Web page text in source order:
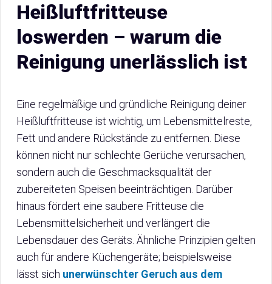
Heißluftfritteuse
loswerden – warum die
Reinigung unerlässlich ist
Eine regelmäßige und gründliche Reinigung deiner
Heißluftfritteuse ist wichtig, um Lebensmittelreste,
Fett und andere Rückstände zu entfernen. Diese
können nicht nur schlechte Gerüche verursachen,
sondern auch die Geschmacksqualität der
zubereiteten Speisen beeinträchtigen. Darüber
hinaus fördert eine saubere Fritteuse die
Lebensmittelsicherheit und verlängert die
Lebensdauer des Geräts. Ähnliche Prinzipien gelten
auch für andere Küchengeräte; beispielsweise
lässt sich unerwünschter Geruch aus dem